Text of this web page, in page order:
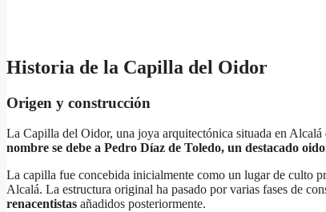
Historia de la Capilla del Oidor
Origen y construcción
La Capilla del Oidor, una joya arquitectónica situada en
nombre se debe a Pedro Díaz de Toledo, un destacado
La capilla fue concebida inicialmente como un lugar de culto
Alcalá. La estructura original ha pasado por varias fases de
renacentistas añadidos posteriormente.